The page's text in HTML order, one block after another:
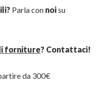
Parla con noisu
forniture? Contattaci!
da 300€